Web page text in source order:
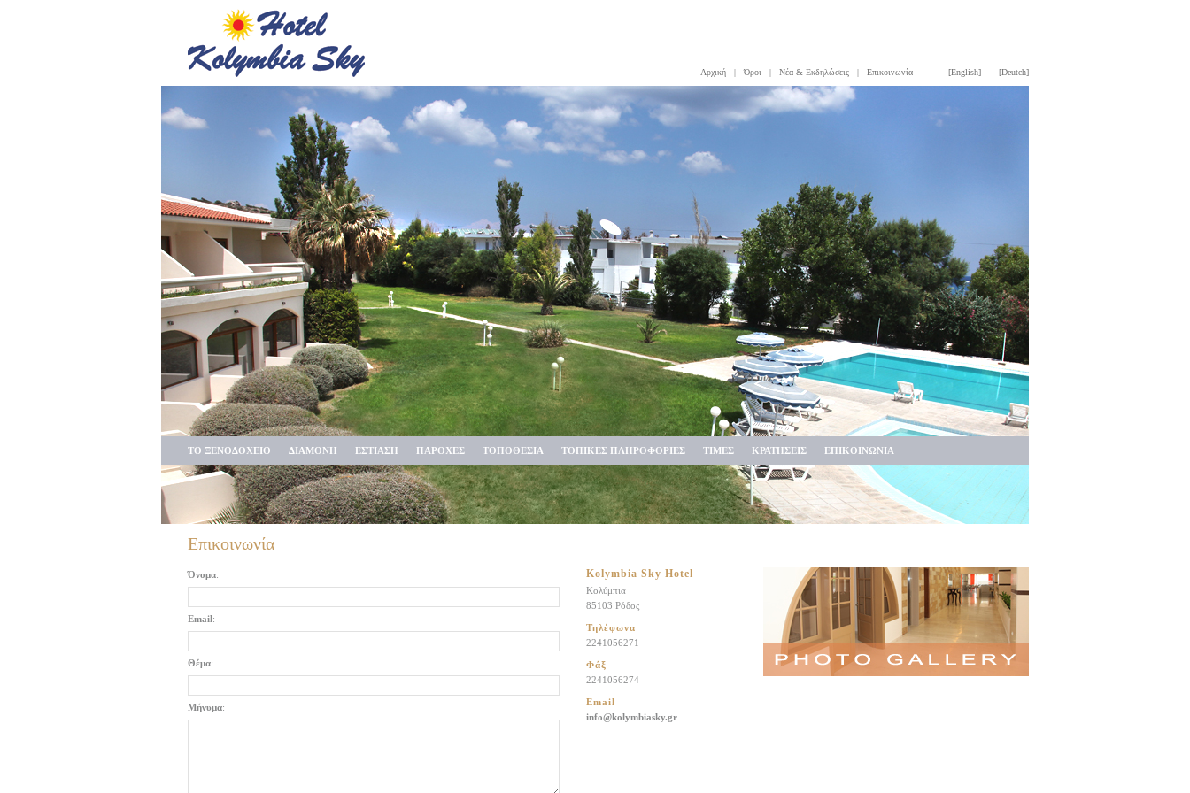
Αρχική | Όροι | Νέα & Εκδηλώσεις | Επικοινωνία [English] [Deutch]
ΤΟ ΞΕΝΟΔΟΧΕΙΟ ΔΙΑΜΟΝΗ ΕΣΤΙΑΣΗ ΠΑΡΟΧΕΣ ΤΟΠΟΘΕΣΙΑ ΤΟΠΙΚΕΣ ΠΛΗΡΟΦΟΡΙΕΣ ΤΙΜΕΣ ΚΡΑΤΗΣΕΙΣ ΕΠΙΚΟΙΝΩΝΙΑ
Επικοινωνία
Όνομα:
Email:
Θέμα:
Μήνυμα:
Kolymbia Sky Hotel
Κολύμπια
85103 Ρόδος
Τηλέφωνα
2241056271
Φάξ
2241056274
Email
info@kolymbiasky.gr